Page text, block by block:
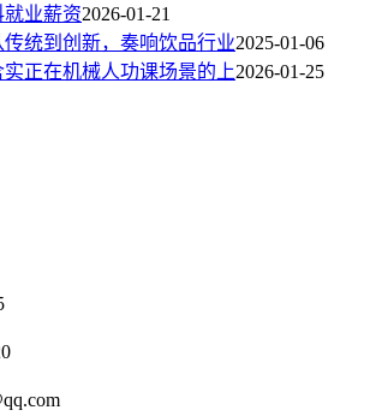
业薪资2026-01-21
统到创新，奏响饮品行业2025-01-06
正在机械人功课场景的上2026-01-25